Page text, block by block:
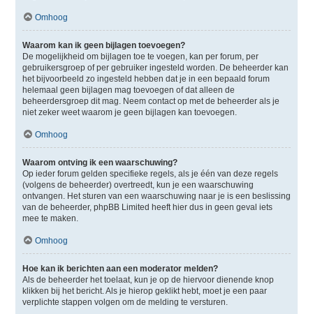
Omhoog
Waarom kan ik geen bijlagen toevoegen?
De mogelijkheid om bijlagen toe te voegen, kan per forum, per
gebruikersgroep of per gebruiker ingesteld worden. De beheerder kan
het bijvoorbeeld zo ingesteld hebben dat je in een bepaald forum
helemaal geen bijlagen mag toevoegen of dat alleen de
beheerdersgroep dit mag. Neem contact op met de beheerder als je
niet zeker weet waarom je geen bijlagen kan toevoegen.
Omhoog
Waarom ontving ik een waarschuwing?
Op ieder forum gelden specifieke regels, als je één van deze regels
(volgens de beheerder) overtreedt, kun je een waarschuwing
ontvangen. Het sturen van een waarschuwing naar je is een beslissing
van de beheerder, phpBB Limited heeft hier dus in geen geval iets
mee te maken.
Omhoog
Hoe kan ik berichten aan een moderator melden?
Als de beheerder het toelaat, kun je op de hiervoor dienende knop
klikken bij het bericht. Als je hierop geklikt hebt, moet je een paar
verplichte stappen volgen om de melding te versturen.